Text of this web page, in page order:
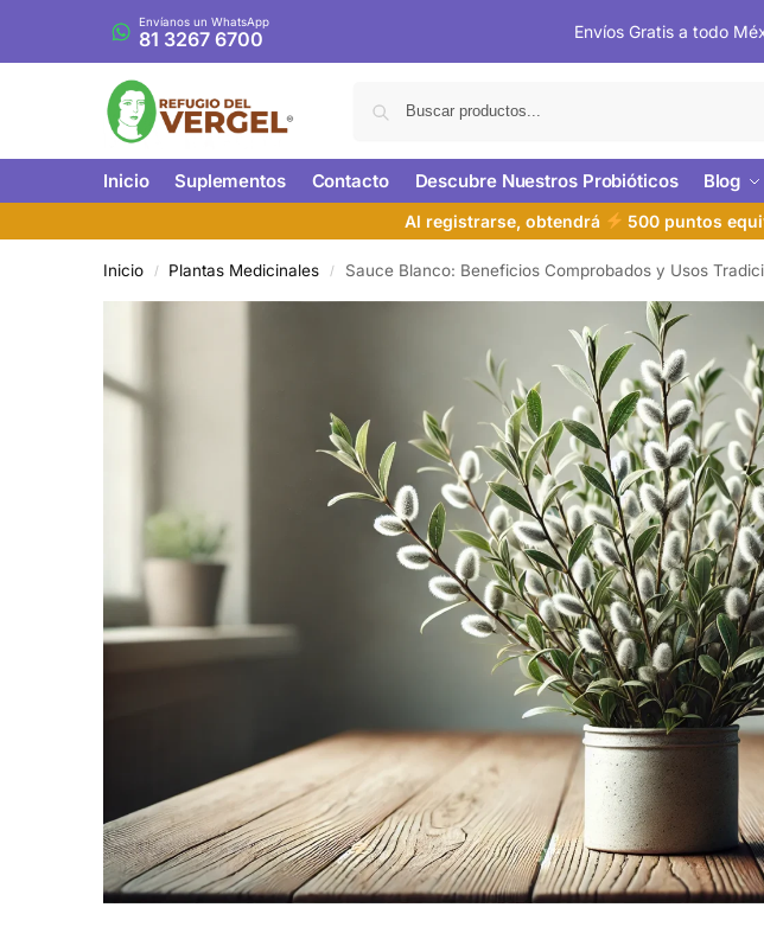
Envíanos un WhatsApp
81 3267 6700 Envíos Gratis a todo
Inicio Suplementos Contacto Descubre Nuestros Probióticos Blog
Al registrarse, obtendrá 500 puntos
Inicio / Plantas Medicinales / Sauce Blanco: Beneficios Comprobados y Usos